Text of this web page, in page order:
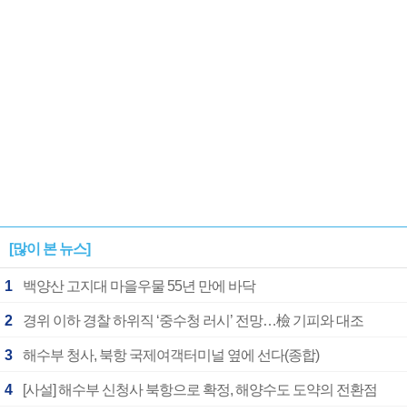
[많이 본 뉴스]
1 백양산 고지대 마을우물 55년 만에 바닥
2 경위 이하 경찰 하위직 ‘중수청 러시’ 전망…檢 기피와 대조
3 해수부 청사, 북항 국제여객터미널 옆에 선다(종합)
4 [사설] 해수부 신청사 북항으로 확정, 해양수도 도약의 전환점